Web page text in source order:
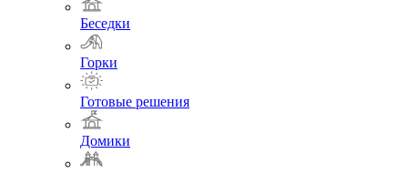
Беседки
Горки
Готовые решения
Домики